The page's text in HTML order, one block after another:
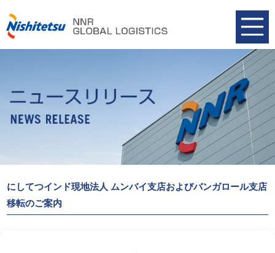
にしてつインド現地法人 ムンバイ支店およびバンガロール支店
移転のご案内